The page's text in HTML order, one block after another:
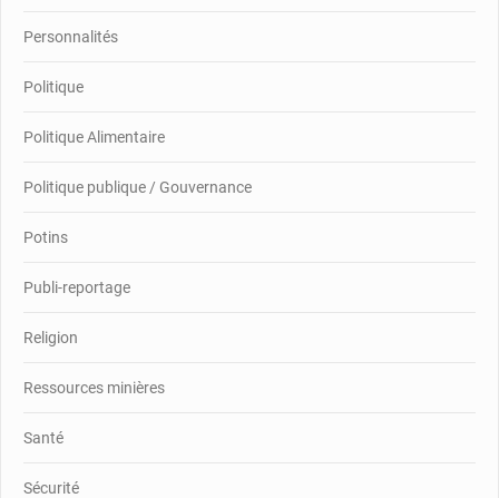
Personnalités
Politique
Politique Alimentaire
Politique publique / Gouvernance
Potins
Publi-reportage
Religion
Ressources minières
Santé
Sécurité